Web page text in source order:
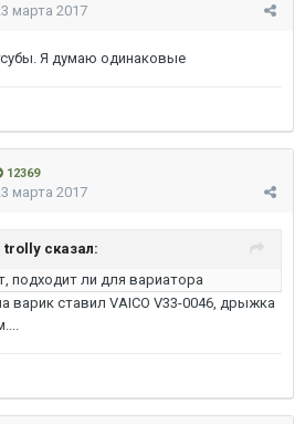
марта 2017
Я думаю одинаковые
12369
марта 2017
trolly сказал:
подходит ли для вариатора
варик ставил VAICO V33-0046, дрыжка